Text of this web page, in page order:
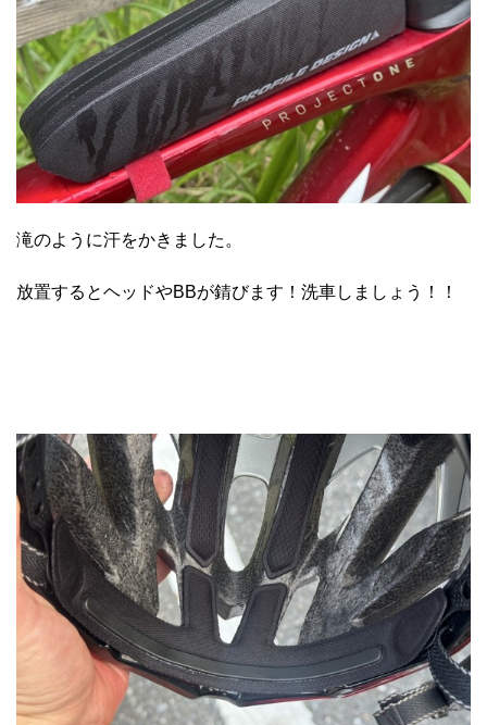
滝のように汗をかきました。
放置するとヘッドやBBが錆びます！洗車しましょう！！